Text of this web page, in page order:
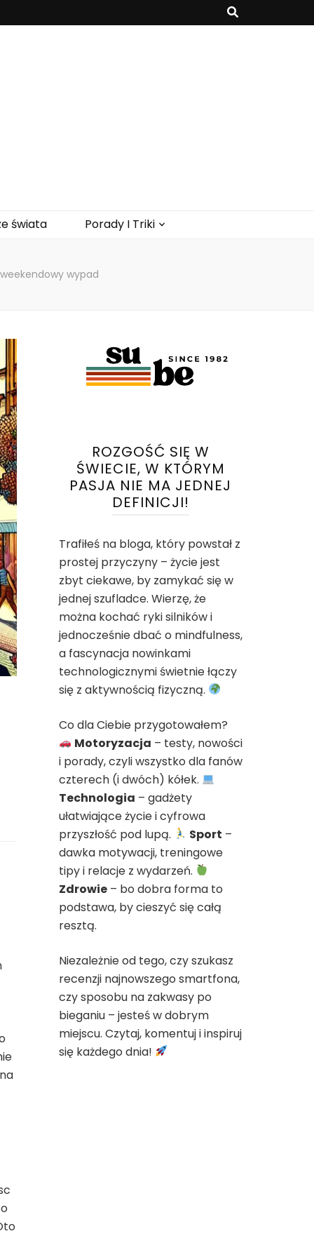
świata Porady I Triki
wypad
ROZGOŚĆ SIĘ W
ŚWIECIE, W KTÓRYM
PASJA NIE MA JEDNEJ
DEFINICJI!
Trafiłeś na bloga, który powstał z
prostej przyczyny – życie jest
zbyt ciekawe, by zamykać się w
jednej szufladce. Wierzę, że
można kochać ryki silników i
jednocześnie dbać o mindfulness,
a fascynacja nowinkami
technologicznymi świetnie łączy
się z aktywnością fizyczną.
Co dla Ciebie przygotowałem?
Motoryzacja – testy, nowości
i porady, czyli wszystko dla fanów
czterech (i dwóch) kółek.
Technologia – gadżety
ułatwiające życie i cyfrowa
przyszłość pod lupą.
Sport –
dawka motywacji, treningowe
tipy i relacje z wydarzeń.
Zdrowie– bo dobra forma to
podstawa, by cieszyć się całą
resztą.
Niezależnie od tego, czy szukasz
recenzji najnowszego smartfona,
czy sposobu na zakwasy po
bieganiu – jesteś w dobrym
miejscu. Czytaj, komentuj i inspiruj
się każdego dnia!